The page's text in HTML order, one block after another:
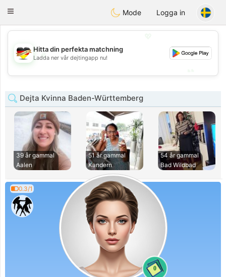
Deutsch Dating
Toggle
Mode Logga in
💖
💕
Hitta din perfekta matchning
Ladda ner vår dejtingapp nu!
Dejta Kvinna Baden-Württemberg
39 år gammal
Aalen
51 år gammal
Kandern
54 år gammal
Bad Wildbad
0.3/1
0